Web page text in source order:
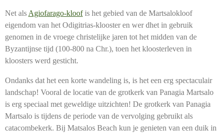
Net als Agiofarago-kloofis het gebied van de Martsalokloof
eigendom van het Odigitrias-klooster en wer dhet in gebruik
genomen in de vroege christelijke jaren tot het midden van de
Byzantijnse tijd (100-800 na Chr.), toen het kloosterleven in
kloosters werd gesticht.
Ondanks dat het een korte wandeling is, is het een erg spectaculair
landschap! Vooral de locatie van de grotkerk van Panagia Martsalo
is erg speciaal met geweldige uitzichten! De grotkerk van Panagia
Martsalo is tijdens de periode van de vervolging gebruikt als
catacombekerk. Bij Matsalos Beach kun je genieten van een duik in